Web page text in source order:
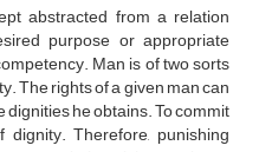
abstracted from a relation
purpose or appropriate
Man is of two sorts
The rights of a given man can
he obtains. To commit
Therefore, punishing